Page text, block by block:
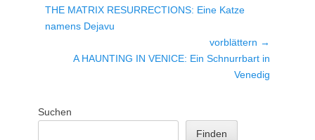
Vorheriger
Beitrag:
THE MATRIX RESURRECTIONS: Eine Katze
namens Dejavu
vorblättern →
NächsterA HAUNTING IN VENICE: Ein Schnurrbart in
Venedig
Suchen
Finden